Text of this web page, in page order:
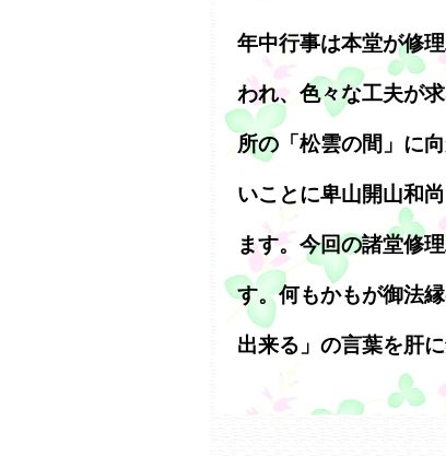
年中行事は本堂が修
われ、色々な工夫が
所の「松雲の間」に
いことに卑山開山和
ます。今回の諸堂修
す。何もかもが御法
出来る」の言葉を肝